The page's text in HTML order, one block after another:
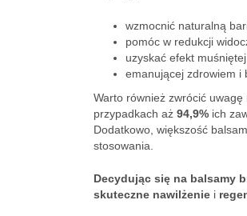
wzmocnić naturalną
pomóc w redukcji
uzyskać efekt muśniętej
emanującej zdrowiem i
Warto również zwrócić
przypadkach aż 94,9% ich
Dodatkowo, większość
stosowania.
Decydując się na balsamy
skuteczne nawilżenie i